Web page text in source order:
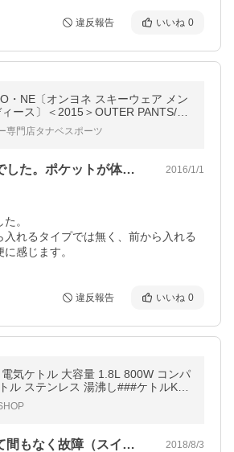
違反報告 いいね 0
・NE〔オンヨネ スキーウェア メン
ース〕＜2015＞OUTER PANTS/O
専門店タナベスポーツ
ちょっと小さ目でした。ポケットが体側か… 2016/1/1
。
入れるタイプでは無く、前から入れる
感じます。
違反報告 いいね 0
気ケトル 大容量 1.8L 800W コンパ
ル ステンレス 湯沸し###ケトルKL-
残念！使い始めて間もなく故障（スイッチ… 2018/8/3